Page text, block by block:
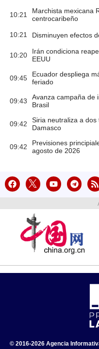
10:21
Marchista mexicana
centrocaribeño
10:21 Disminuyen efectos
10:20
Irán condiciona
EEUU
09:45
Ecuador despliega
feriado
09:43
Avanza campaña de
Brasil
09:42
Siria neutraliza a
Damasco
09:42
Previsiones
agosto de 2026
© 2016-2026 Agencia